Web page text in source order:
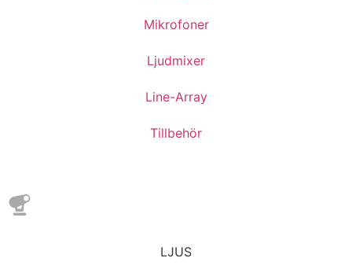
Mikrofoner
Ljudmixer
Line-Array
Tillbehör
LJUS